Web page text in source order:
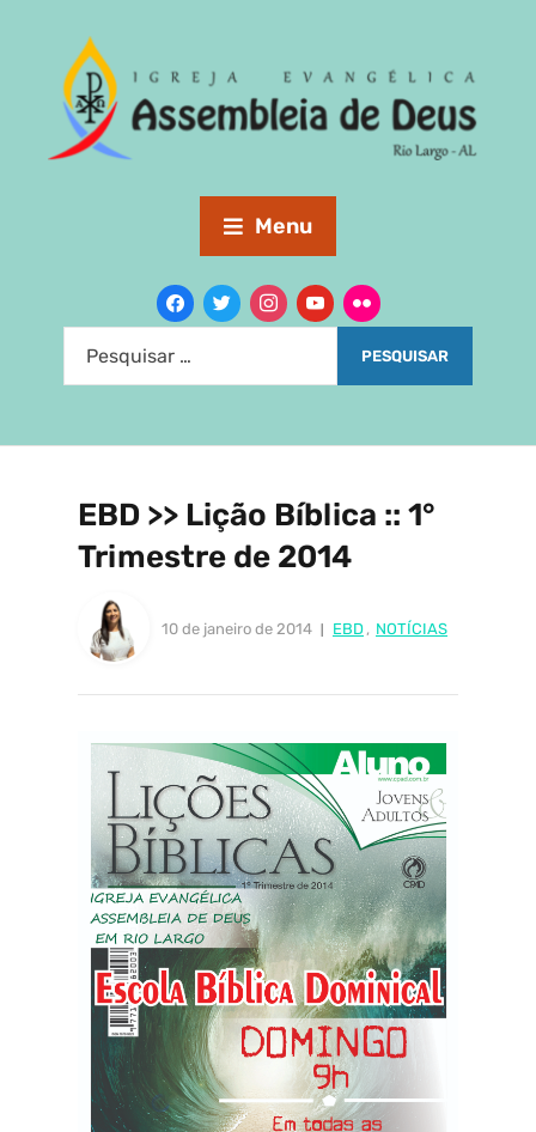
Menu
EBD >> Lição Bíblica :: 1°
Trimestre de 2014
10 de janeiro de 2014 EBD , NOTÍCIAS